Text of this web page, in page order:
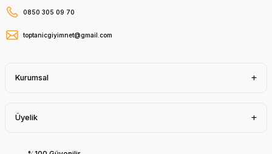
0850 305 09 70
toptanicgiyimnet@gmail.com
Kurumsal
Üyelik